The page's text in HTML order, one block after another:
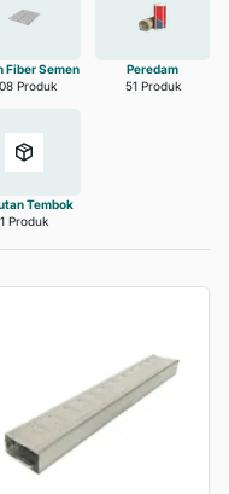
Fiber Semen
Produk
Peredam
51 Produk
Tembok
1 Produk